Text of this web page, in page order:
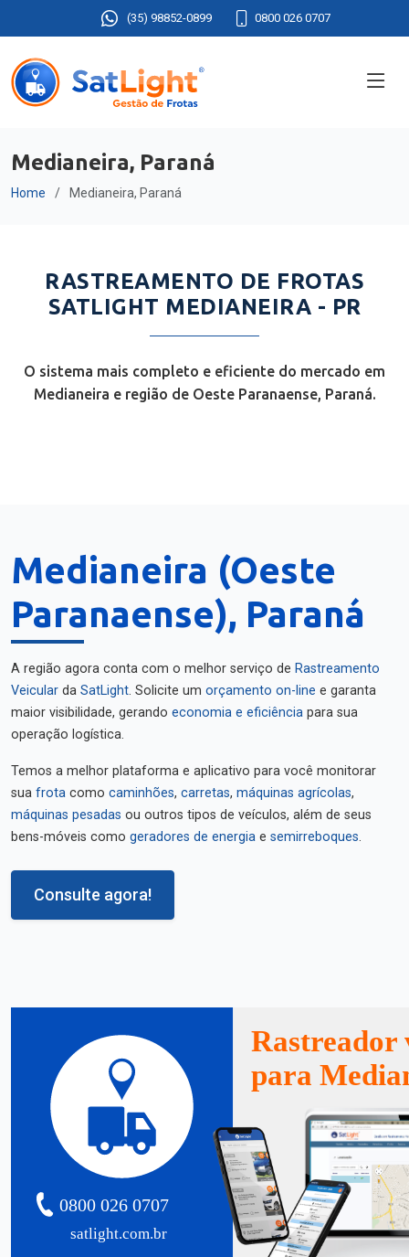
(35) 98852-0899 0800 026 0707
Medianeira, Paraná
Home Medianeira, Paraná
RASTREAMENTO DE FROTAS
SATLIGHT MEDIANEIRA - PR
O sistema mais completo e eficiente do mercado em
Medianeira e região de Oeste Paranaense, Paraná.
Medianeira (Oeste
Paranaense), Paraná
A região agora conta com o melhor serviço de Rastreamento
Veicular da SatLight. Solicite um orçamento on-line e garanta
maior visibilidade, gerando economia e eficiência para sua
operação logística.
Temos a melhor plataforma e aplicativo para você monitorar
sua frota como caminhões, carretas, máquinas agrícolas,
máquinas pesadas ou outros tipos de veículos, além de seus
bens-móveis como geradores de energia e semirreboques.
Consulte agora!
satlight.com.br
0800 026 0707
Rastreador
para